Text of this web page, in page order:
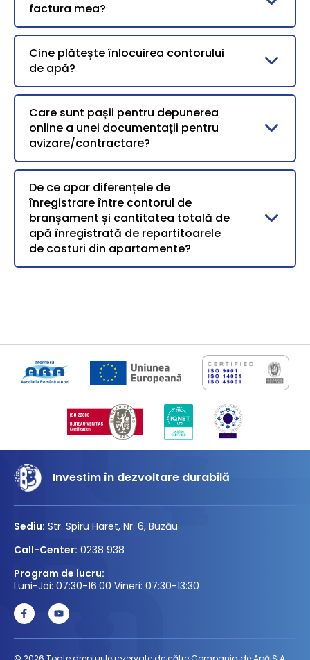
factura mea?
Cine plătește înlocuirea contorului
de apă?
Care sunt pașii pentru depunerea
online a unei documentații pentru
avizare/contractare?
De ce apar diferențele de
înregistrare între contorul de
branșament și cantitatea totală de
apă înregistrată de repartitoarele
de costuri din apartamente?
Investim în dezvoltare durabilă
Sediu: Str. Spiru Haret, Nr. 6, Buzău
Call-Center: 0238 938
Program de lucru:
Luni-Joi: 07:30-16:00 Vineri: 07:30-13:30